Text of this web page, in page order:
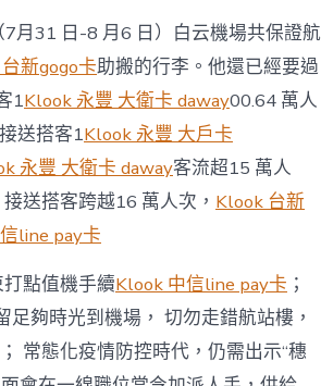
7月31 日-8 月6 日）白云機場共保證航
新gogo卡助搬的行李。他還已經要過
1Klook 永豐 大衛卡 daway00.64 萬人
送搭客1Klook 永豐 大戶卡
永豐 大衛卡 daway客流超15 萬人
接送搭客跨越16 萬人次， Klook 台新
line pay卡
點值機手續Klook 中信line pay卡 ；
夠時光到機場， 切勿走錯航站樓，
常態化疫情防控時代，仍需出示“穗